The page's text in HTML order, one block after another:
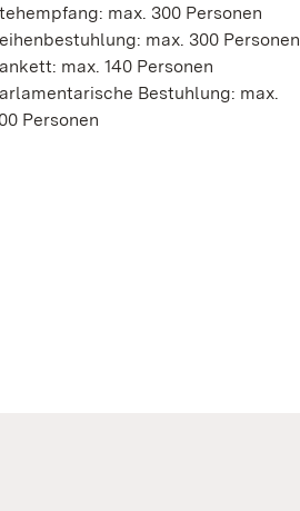
max. 300 Personen
max. 300 Personen
max. 140 Personen
Bestuhlung: max.
Personen